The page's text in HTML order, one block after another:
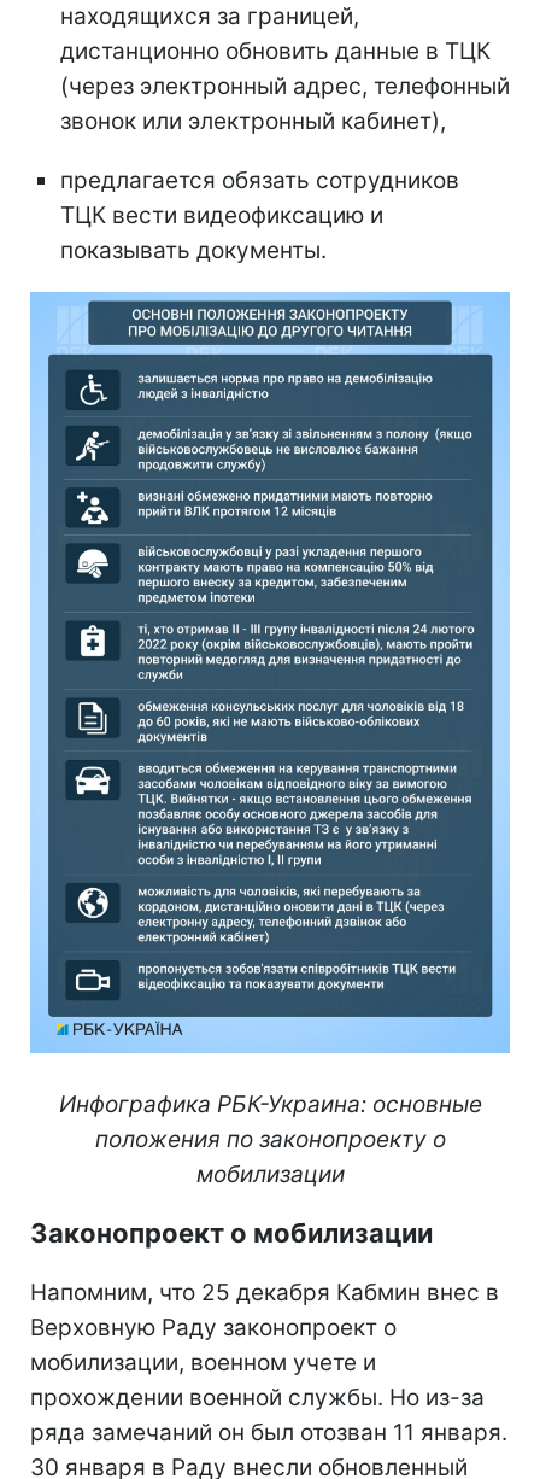
находящихся за границей,
дистанционно обновить данные в ТЦК
(через электронный адрес, телефонный
звонок или электронный кабинет),
предлагается обязать сотрудников
ТЦК вести видеофиксацию и
показывать документы.
Инфографика РБК-Украина: основные
положения по законопроекту о
мобилизации
Законопроект о мобилизации
Напомним, что 25 декабря Кабмин внес в
Верховную Раду законопроект о
мобилизации, военном учете и
прохождении военной службы. Но из-за
ряда замечаний он был отозван 11 января.
30 января в Раду внесли обновленный